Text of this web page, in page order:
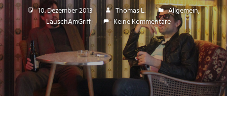
10. Dezember 2013 Thomas L. Allgemein,
LauschAmGriff
Keine Kommentare